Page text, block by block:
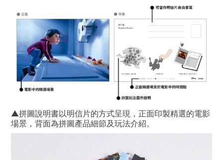
▲拼圖說明書以明信片的方式呈現，正面印製精選的電影
場景，背面為拼圖產品細節及玩法介紹。